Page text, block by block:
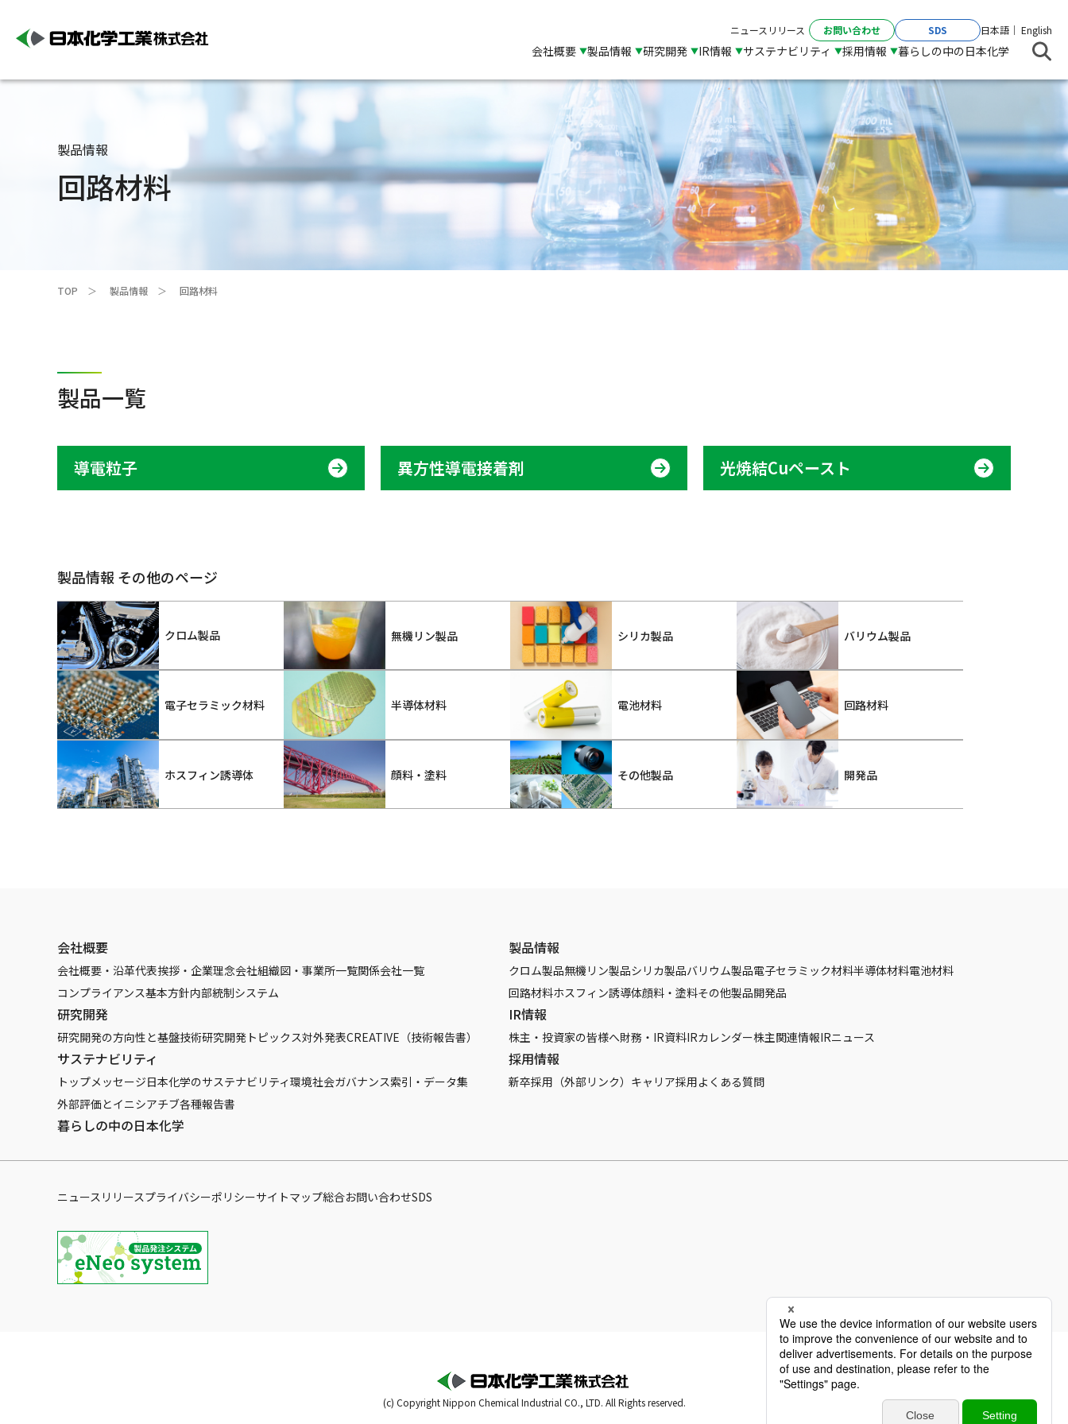
ニュースリリース お問い合わせ SDS English
日本語
会社概要 製品情報 研究開発 IR情報 サステナビリティ 採用情報 暮らしの中の日本化学
製品情報
回路材料
TOP 製品情報 回路材料
製品一覧
導電粒子 異方性導電接着剤 光焼結Cuペースト
製品情報 その他のページ
クロム製品 無機リン製品 シリカ製品 バリウム製品
電子セラミック材料 半導体材料 電池材料 回路材料
ホスフィン誘導体 顔料・塗料 その他製品 開発品
会社概要
会社概要・沿革代表挨拶・企業理念会社組織図・事業所一覧関係会社一覧
コンプライアンス基本方針内部統制システム
製品情報
クロム製品無機リン製品シリカ製品バリウム製品電子セラミック材料半導体材料電池材料
回路材料ホスフィン誘導体顔料・塗料その他製品開発品
研究開発
研究開発の方向性と基盤技術研究開発トピックス対外発表CREATIVE（技術報告書）
IR情報
株主・投資家の皆様へ財務・IR資料IRカレンダー株主関連情報IRニュース
サステナビリティ
トップメッセージ日本化学のサステナビリティ環境社会ガバナンス索引・データ集
外部評価とイニシアチブ各種報告書
採用情報
新卒採用（外部リンク） キャリア採用よくある質問
暮らしの中の日本化学
ニュースリリースプライバシーポリシーサイトマップ総合お問い合わせSDS
(c) Copyright Nippon Chemical Industrial CO., LTD. All Rights reserved.